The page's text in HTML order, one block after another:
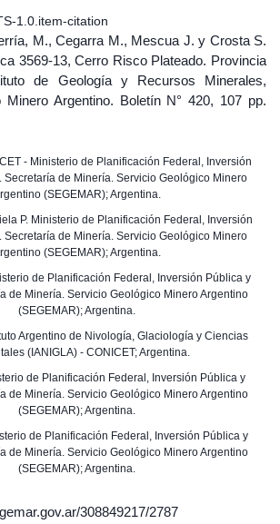
1.0.item-citation
M., Cegarra M., Mescua J. y Crosta S.
3569-13, Cerro Risco Plateado. Provincia
de Geología y Recursos Minerales,
Minero Argentino. Boletín N° 420, 107 pp.
- Ministerio de Planificación Federal, Inversión
Secretaría de Minería. Servicio Geológico Minero
(SEGEMAR); Argentina.
P. Ministerio de Planificación Federal, Inversión
Secretaría de Minería. Servicio Geológico Minero
(SEGEMAR); Argentina.
de Planificación Federal, Inversión Pública y
de Minería. Servicio Geológico Minero Argentino
(SEGEMAR); Argentina.
Argentino de Nivología, Glaciología y Ciencias
(IANIGLA) - CONICET; Argentina.
de Planificación Federal, Inversión Pública y
de Minería. Servicio Geológico Minero Argentino
(SEGEMAR); Argentina.
de Planificación Federal, Inversión Pública y
de Minería. Servicio Geológico Minero Argentino
(SEGEMAR); Argentina.
308849217/2787